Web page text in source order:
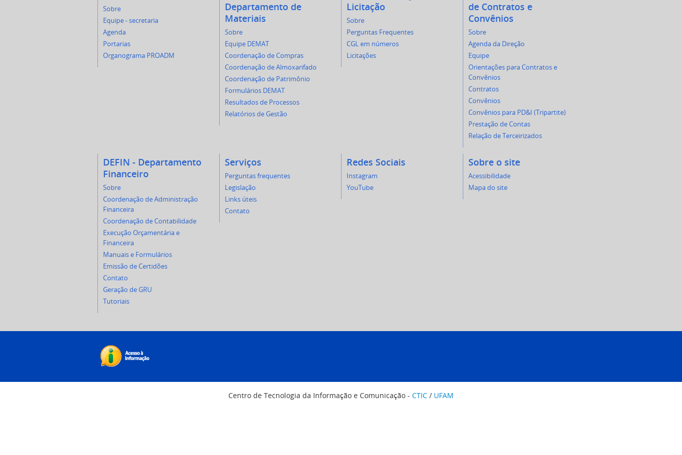
Sobre
Equipe - secretaria
Agenda
Portarias
Organograma PROADM
Departamento de
Materiais
Sobre
Equipe DEMAT
Coordenação de Compras
Coordenação de Almoxarifado
Coordenação de Patrimônio
Formulários DEMAT
Resultados de Processos
Relatórios de Gestão
Licitação
Sobre
Perguntas Frequentes
CGL em números
Licitações
de Contratos e
Convênios
Sobre
Agenda da Direção
Equipe
Orientações para Contratos e
Convênios
Contratos
Convênios
Convênios para PD&I (Tripartite)
Prestação de Contas
Relação de Terceirizados
DEFIN - Departamento
Financeiro
Sobre
Coordenação de Administração
Financeira
Coordenação de Contabilidade
Execução Orçamentária e
Financeira
Manuais e Formulários
Emissão de Certidões
Contato
Geração de GRU
Tutoriais
Serviços
Perguntas frequentes
Legislação
Links úteis
Contato
Redes Sociais
Instagram
YouTube
Sobre o site
Acessibilidade
Mapa do site
Centro de Tecnologia da Informação e Comunicação - CTIC / UFAM